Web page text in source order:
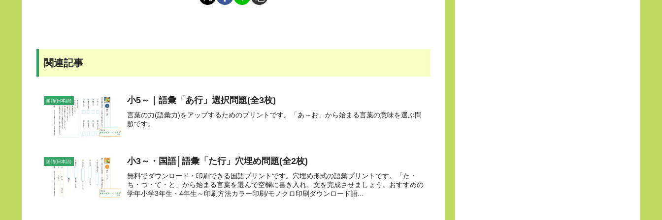
関連記事
国語(日本語) 小5～｜語彙「あ行」選択問題(全3枚)
言葉の力(語彙力)をアップするためのプリントです。「あ～お」から始まる言葉の意味を選ぶ問
題です。
国語(日本語) 小3～・国語│語彙「た行」穴埋め問題(全2枚)
無料でダウンロード・印刷できる国語プリントです。穴埋め形式の語彙プリントです。「た・
ち・つ・て・と」から始まる言葉を選んで空欄に書き入れ、文を完成させましょう。おすすめの
学年小学3年生・4年生～印刷方法カラー印刷/モノクロ印刷ダウンロード語...